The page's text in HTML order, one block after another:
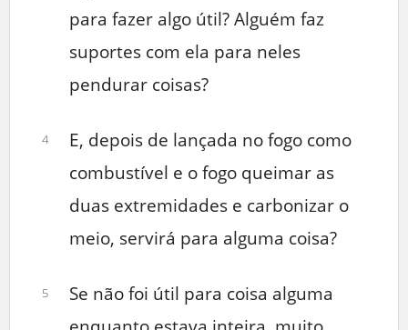
para fazer algo útil? Alguém faz
suportes com ela para neles
pendurar coisas?
4
E, depois de lançada no fogo como
combustível e o fogo queimar as
duas extremidades e carbonizar o
meio, servirá para alguma coisa?
5
Se não foi útil para coisa alguma